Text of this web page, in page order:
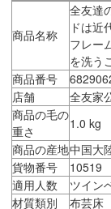
商品名称
全友達
ドは近
フレー
を洗う
商品番号
店舗
全友家
商品の毛の
重さ
1.0 kg
商品の産地中国大
貨物番号
10519
適用人数
ツイン
材質類別
布芸床